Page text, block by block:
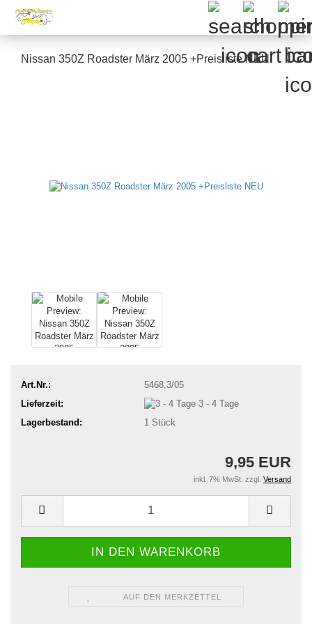
Nissan 350Z Roadster März 2005 +Preisliste NEU
Art.Nr.:
5468,3/05
Lieferzeit:
3 - 4 Tage
Lagerbestand:
1 Stück
9,95 EUR
inkl. 7% MwSt. zzgl. Versand
AUF DEN MERKZETTEL